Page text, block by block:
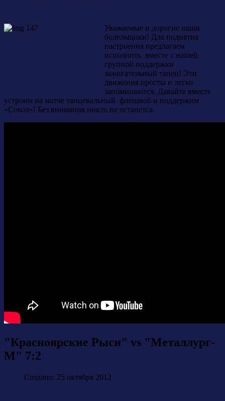
Уважаемые и дорогие наши
болельщики! Для поднятия
настроения предлагаем
исполнить вместе с нашей
группой поддержки
зажигательный танец! Эти
движения просты и легко
запоминаются. Давайте вместе
устроим на матче танцевальный флешмоб и поддержим
«Сокол»! Без внимания никто не останется.
"Красноярские Рыси" vs "Металлург-
М" 7:2
Создано: 25 октября 2012